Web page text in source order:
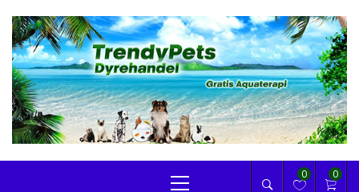
content
TRENDYPETS
Menu
0 0